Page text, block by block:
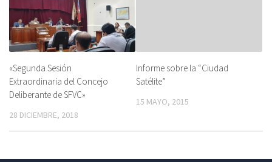
«Segunda Sesión
Extraordinaria del Concejo
Deliberante de SFVC»
28 DICIEMBRE, 2018
Informe sobre la “Ciudad
Satélite”
15 MAYO, 2015